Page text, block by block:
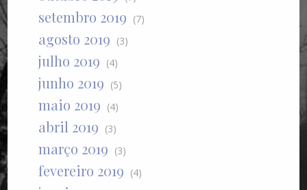
setembro 2019 (7)
agosto 2019 (3)
julho 2019 (4)
junho 2019 (5)
maio 2019 (4)
abril 2019 (3)
março 2019 (3)
fevereiro 2019 (4)